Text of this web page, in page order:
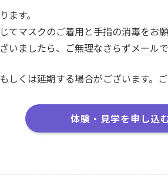
ます。
てマスクのご着用と手指の消毒をお願
いましたら、ご無理なさらずメール
しくは延期する場合がございます。ご
体験・見学を申し込